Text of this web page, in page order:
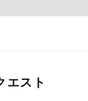
エスト